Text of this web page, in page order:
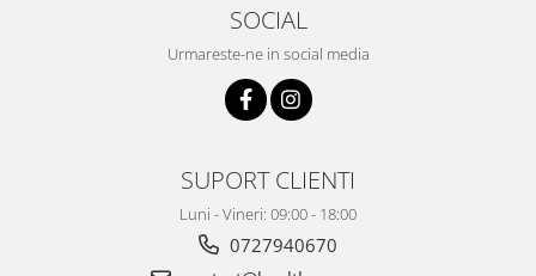
SOCIAL
Urmareste-ne in social media
SUPORT CLIENTI
Luni - Vineri: 09:00 - 18:00
0727940670